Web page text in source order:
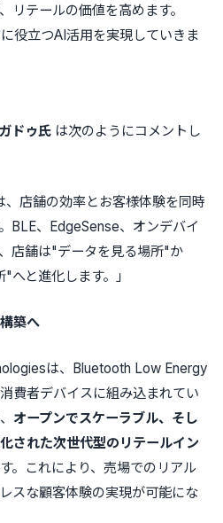
リテールの価値を高めます。
役立つAI活用を実現していきま
ドゥ氏 は次のようにコメントし
、店舗の効率とお客様体験を同時
BLE、EdgeSense、オンデバイ
店舗は"データを見る場所"か
へと進化します。」
築へ
は、Bluetooth Low Energy
費者デバイスに組み込まれてい
オープンでスケーラブル、そし
された次世代型のリテールイン
。これにより、売場でのリアル
スな顧客体験の実現が可能にな